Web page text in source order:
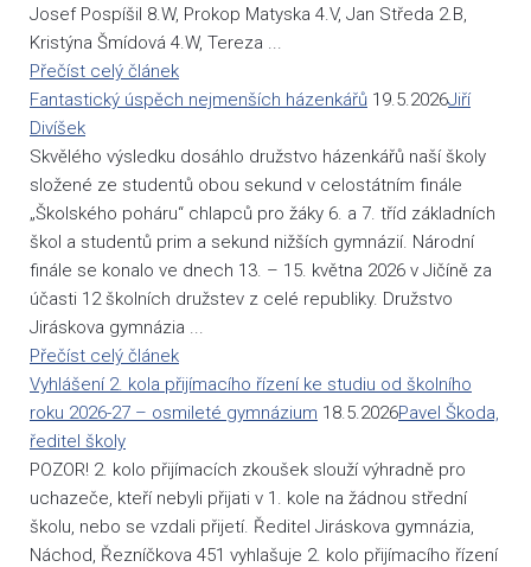
Josef Pospíšil 8.W, Prokop Matyska 4.V, Jan Středa 2.B,
Kristýna Šmídová 4.W, Tereza ...
Přečíst celý článek
Fantastický úspěch nejmenších házenkářů 19.5.2026Jiří
Divíšek
Skvělého výsledku dosáhlo družstvo házenkářů naší školy
složené ze studentů obou sekund v celostátním finále
„Školského poháru“ chlapců pro žáky 6. a 7. tříd základních
škol a studentů prim a sekund nižších gymnázií. Národní
finále se konalo ve dnech 13. – 15. května 2026 v Jičíně za
účasti 12 školních družstev z celé republiky. Družstvo
Jiráskova gymnázia ...
Přečíst celý článek
Vyhlášení 2. kola přijímacího řízení ke studiu od školního
roku 2026-27 – osmileté gymnázium 18.5.2026Pavel Škoda,
ředitel školy
POZOR! 2. kolo přijímacích zkoušek slouží výhradně pro
uchazeče, kteří nebyli přijati v 1. kole na žádnou střední
školu, nebo se vzdali přijetí. Ředitel Jiráskova gymnázia,
Náchod, Řezníčkova 451 vyhlašuje 2. kolo přijímacího řízení